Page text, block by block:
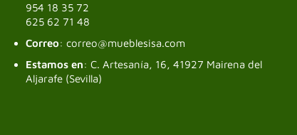
954 18 35 72
625 62 71 48
Correo: correo@mueblesisa.com
Estamos en: C. Artesanía, 16, 41927 Mairena del
Aljarafe (Sevilla)